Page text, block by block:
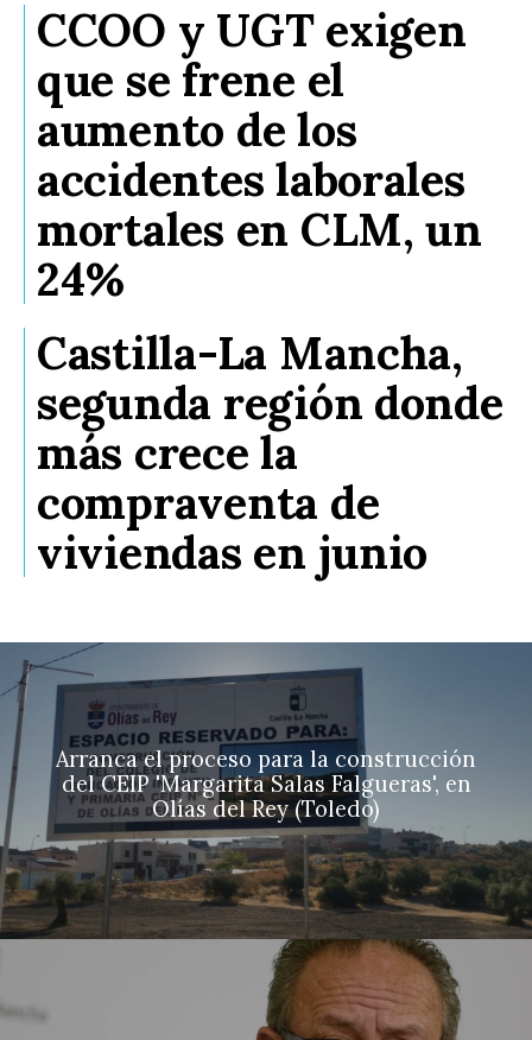
CCOO y UGT exigen
que se frene el
aumento de los
accidentes laborales
mortales en CLM, un
24%
Castilla-La Mancha,
segunda región donde
más crece la
compraventa de
viviendas en junio
Arranca el proceso para la construcción
del CEIP 'Margarita Salas Falgueras', en
Olías del Rey (Toledo)